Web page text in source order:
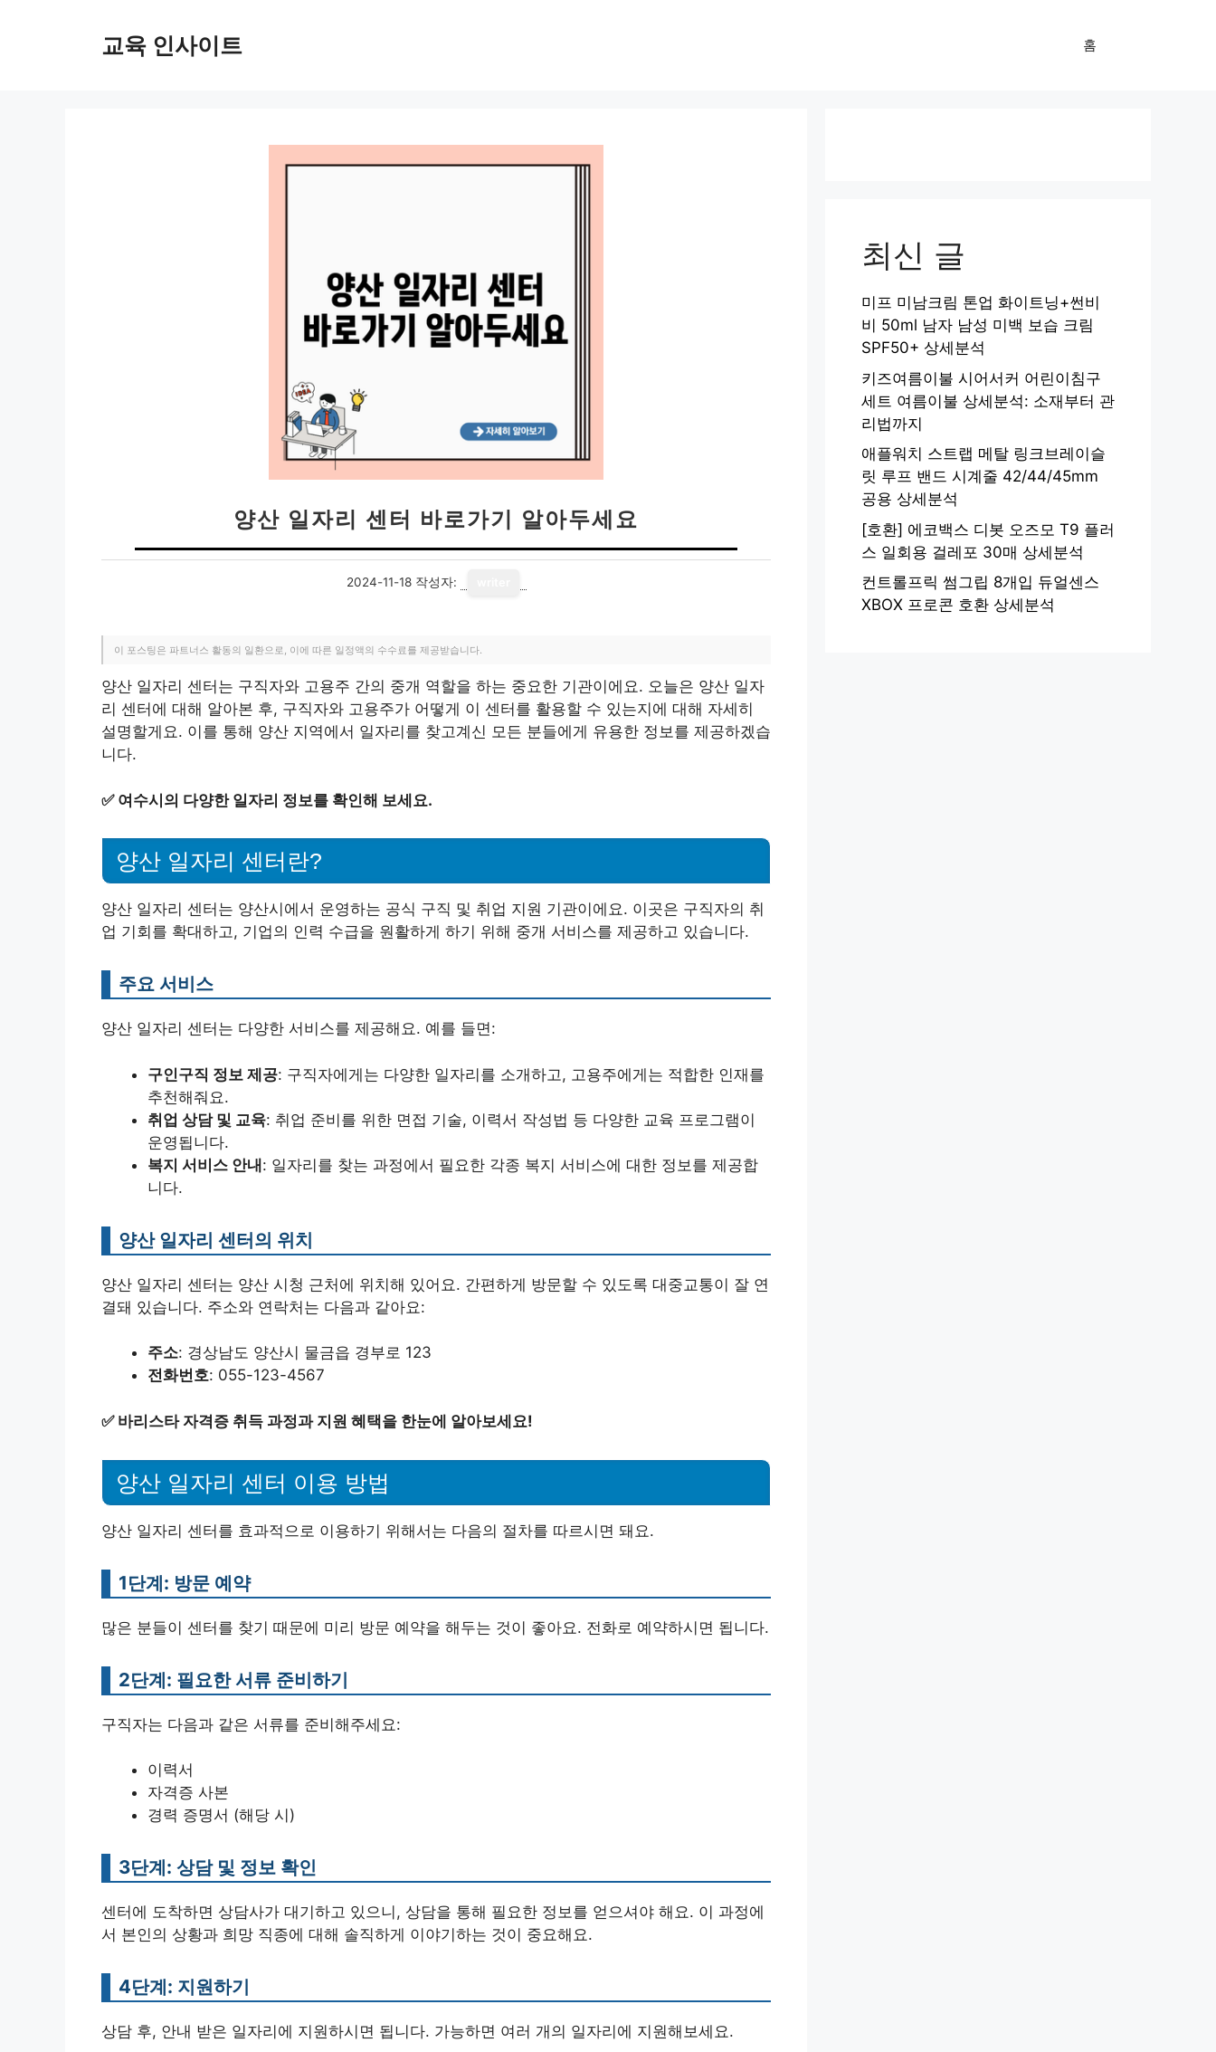
교육 인사이트 홈
양산 일자리 센터 바로가기 알아두세요
2024-11-18 작성자:
이 포스팅은 파트너스 활동의 일환으로, 이에 따른 일정액의 수수료를 제공받습니다.
양산 일자리 센터는 구직자와 고용주 간의 중개 역할을 하는 중요한 기관이에요. 오늘은 양산 일자
리 센터에 대해 알아본 후, 구직자와 고용주가 어떻게 이 센터를 활용할 수 있는지에 대해 자세히
설명할게요. 이를 통해 양산 지역에서 일자리를 찾고계신 모든 분들에게 유용한 정보를 제공하겠습
니다.
✅ 여수시의 다양한 일자리 정보를 확인해 보세요.
양산 일자리 센터란?
양산 일자리 센터는 양산시에서 운영하는 공식 구직 및 취업 지원 기관이에요. 이곳은 구직자의 취
업 기회를 확대하고, 기업의 인력 수급을 원활하게 하기 위해 중개 서비스를 제공하고 있습니다.
주요 서비스
양산 일자리 센터는 다양한 서비스를 제공해요. 예를 들면:
구인구직 정보 제공: 구직자에게는 다양한 일자리를 소개하고, 고용주에게는 적합한 인재를
추천해줘요.
취업 상담 및 교육: 취업 준비를 위한 면접 기술, 이력서 작성법 등 다양한 교육 프로그램이
운영됩니다.
복지 서비스 안내: 일자리를 찾는 과정에서 필요한 각종 복지 서비스에 대한 정보를 제공합
니다.
양산 일자리 센터의 위치
양산 일자리 센터는 양산 시청 근처에 위치해 있어요. 간편하게 방문할 수 있도록 대중교통이 잘 연
결돼 있습니다. 주소와 연락처는 다음과 같아요:
주소: 경상남도 양산시 물금읍 경부로 123
전화번호: 055-123-4567
✅ 바리스타 자격증 취득 과정과 지원 혜택을 한눈에 알아보세요!
양산 일자리 센터 이용 방법
양산 일자리 센터를 효과적으로 이용하기 위해서는 다음의 절차를 따르시면 돼요.
1단계: 방문 예약
많은 분들이 센터를 찾기 때문에 미리 방문 예약을 해두는 것이 좋아요. 전화로 예약하시면 됩니다.
2단계: 필요한 서류 준비하기
구직자는 다음과 같은 서류를 준비해주세요:
이력서
자격증 사본
경력 증명서 (해당 시)
3단계: 상담 및 정보 확인
센터에 도착하면 상담사가 대기하고 있으니, 상담을 통해 필요한 정보를 얻으셔야 해요. 이 과정에
서 본인의 상황과 희망 직종에 대해 솔직하게 이야기하는 것이 중요해요.
4단계: 지원하기
상담 후, 안내 받은 일자리에 지원하시면 됩니다. 가능하면 여러 개의 일자리에 지원해보세요.
최신 글
미프 미남크림 톤업 화이트닝+썬비
비 50ml 남자 남성 미백 보습 크림
SPF50+ 상세분석
키즈여름이불 시어서커 어린이침구
세트 여름이불 상세분석: 소재부터 관
리법까지
애플워치 스트랩 메탈 링크브레이슬
릿 루프 밴드 시계줄 42/44/45mm
공용 상세분석
[호환] 에코백스 디봇 오즈모 T9 플러
스 일회용 걸레포 30매 상세분석
컨트롤프릭 썸그립 8개입 듀얼센스
XBOX 프로콘 호환 상세분석